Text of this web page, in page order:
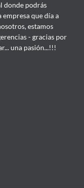
donde podrás
que día a
estamos
- gracias por
una pasión...!!!